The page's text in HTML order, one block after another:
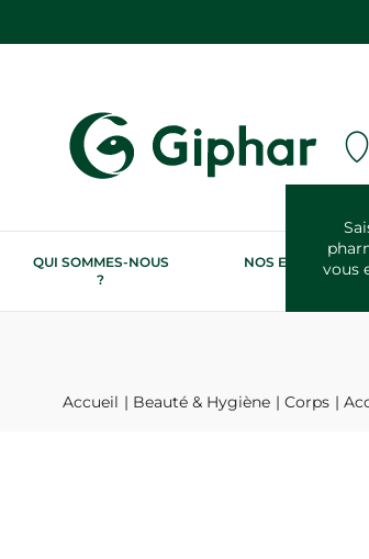
vous
QUI SOMMES-NOUS
?
NOS
RSE
Accueil Beauté & Hygiène Corps